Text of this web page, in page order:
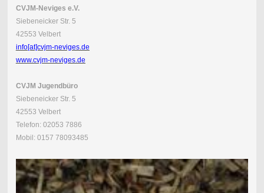
CVJM-Neviges e.V.
Siebeneicker Str. 5
42553 Velbert
info[at]cvjm-neviges.de
www.cvjm-neviges.de
CVJM Jugendbüro
Siebeneicker Str. 5
42553 Velbert
Telefon: 02053 7886
Mobil: 0157 78093485